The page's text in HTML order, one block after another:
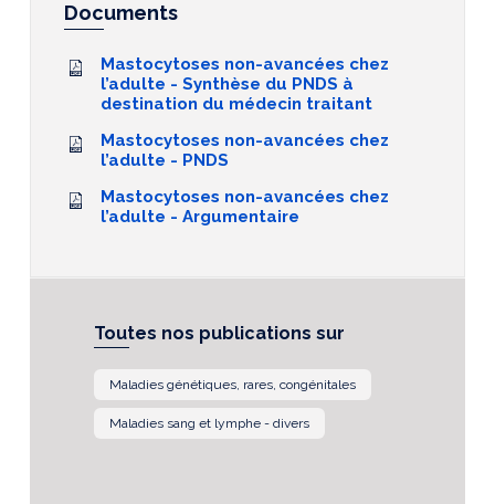
Documents
Mastocytoses non-avancées chez
l’adulte - Synthèse du PNDS à
destination du médecin traitant
Mastocytoses non-avancées chez
l’adulte - PNDS
Mastocytoses non-avancées chez
l’adulte - Argumentaire
Toutes nos publications sur
Maladies génétiques, rares, congénitales
Maladies sang et lymphe - divers